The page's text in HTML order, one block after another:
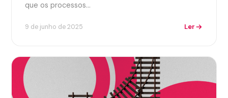
que os processos…
9 de junho de 2025 Ler